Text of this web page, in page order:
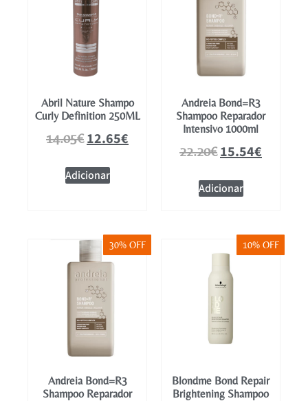
Abril Nature Shampo
Curly Definition 250ML
14.05€12.65€
Adicionar
Andreia Bond=R3
Shampoo Reparador
Intensivo 1000ml
22.20€15.54€
Adicionar
30% OFF
Andreia Bond=R3
Shampoo Reparador
10% OFF
Blondme Bond Repair
Brightening Shampoo